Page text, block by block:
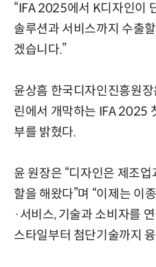
“IFA 2025에서 K디자인이
솔루션과 서비스까지 수출
겠습니다.”
윤상흠 한국디자인진흥원
린에서 개막하는 IFA 2025
부를 밝혔다.
윤 원장은 “디자인은 제조
할을 해왔다”며 “이제는 이
·서비스, 기술과 소비자를
스타일부터 첨단기술까지